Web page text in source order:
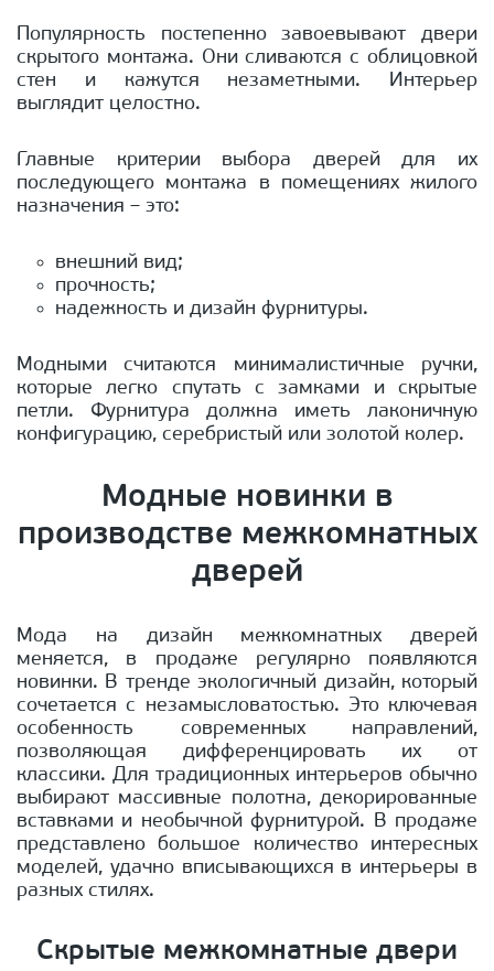
Популярность постепенно завоевывают двери
скрытого монтажа. Они сливаются с облицовкой
стен и кажутся незаметными. Интерьер
выглядит целостно.
Главные критерии выбора дверей для их
последующего монтажа в помещениях жилого
назначения – это:
внешний вид;
прочность;
надежность и дизайн фурнитуры.
Модными считаются минималистичные ручки,
которые легко спутать с замками и скрытые
петли. Фурнитура должна иметь лаконичную
конфигурацию, серебристый или золотой колер.
Модные новинки в
производстве межкомнатных
дверей
Мода на дизайн межкомнатных дверей
меняется, в продаже регулярно появляются
новинки. В тренде экологичный дизайн, который
сочетается с незамысловатостью. Это ключевая
особенность современных направлений,
позволяющая дифференцировать их от
классики. Для традиционных интерьеров обычно
выбирают массивные полотна, декорированные
вставками и необычной фурнитурой. В продаже
представлено большое количество интересных
моделей, удачно вписывающихся в интерьеры в
разных стилях.
Скрытые межкомнатные двери